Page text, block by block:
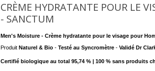
CRÈME HYDRATANTE POUR LE
- SANCTUM
Men's Moisture - Crème hydratante pour le visage pour
Produit Naturel & Bio - Testé au Syncromètre - Validé Dr
Certifié biologique au total 95,74 % | 100 % sans produits